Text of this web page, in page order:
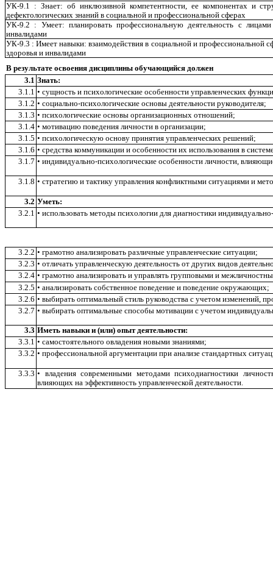
УК-9.1 : Знает: об инклюзивной компетентности, ее компонентах и
дефектологических знаний в социальной и профессиональной сферах
УК-9.2 : Умеет: планировать профессиональную деятельность с
инвалидами
УК-9.3 : Имеет навыки: взаимодействия в социальной и профессиональной
здоровья и инвалидами
В результате освоения дисциплины обучающийся должен
3.1 Знать:
3.1.1 • сущность и психологические особенности управленческих
3.1.2 • социально-психологические основы деятельности руководителя;
3.1.3 • психологические основы организационных отношений;
3.1.4 • мотивацию поведения личности в организации;
3.1.5 • психологическую основу принятия управленческих решений;
3.1.6 • средства коммуникации и особенности их использования в
3.1.7 • индивидуально-психологические особенности личности,
3.1.8 • стратегию и тактику управления конфликтными ситуациями и
3.2 Уметь:
3.2.1 • использовать методы психологии для диагностики
3.2.2 • грамотно анализировать различные управленческие ситуации;
3.2.3 • отличать управленческую деятельность от других видов
3.2.4 • грамотно анализировать и управлять групповыми и
3.2.5 • анализировать собственное поведение и поведение окружающих;
3.2.6 • выбирать оптимальный стиль руководства с учетом изменений,
3.2.7 • выбирать оптимальные способы мотивации с учетом
3.3 Иметь навыки и (или) опыт деятельности:
3.3.1 • самостоятельного овладения новыми знаниями;
3.3.2 • профессиональной аргументации при анализе стандартных
3.3.3 • владения современными методами психодиагностики
влияющих на эффективность управленческой деятельности.